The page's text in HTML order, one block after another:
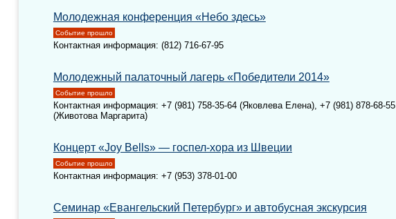
Молодежная конференция «Небо здесь»
Событие прошло
Контактная информация: (812) 716-67-95
Молодежный палаточный лагерь «Победители 2014»
Событие прошло
Контактная информация: +7 (981) 758-35-64 (Яковлева Елена), +7 (981) 878-68-55
(Животова Маргарита)
Концерт «Joy Bells» — госпел-хора из Швеции
Событие прошло
Контактная информация: +7 (953) 378-01-00
Семинар «Евангельский Петербург» и автобусная экскурсия